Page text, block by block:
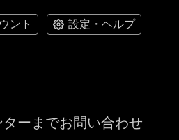
ント 設定・ヘルプ
ーまでお問い合わせ